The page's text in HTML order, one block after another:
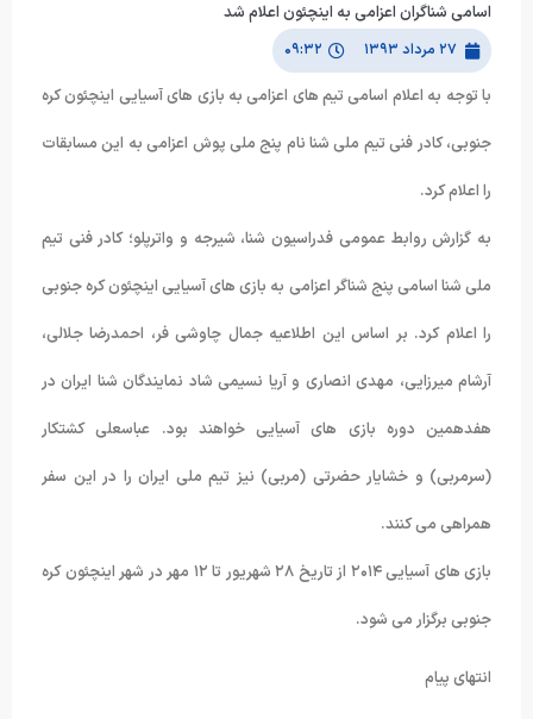
اسامی شناگران اعزامی به اینچئون اعلام شد
۲۷ مرداد ۱۳۹۳ ۰۹:۳۲
با توجه به اعلام اسامی تیم های اعزامی به بازی های آسیایی اینچئون کره
جنوبی، کادر فنی تیم ملی شنا نام پنج ملی پوش اعزامی به این مسابقات
را اعلام کرد.
به گزارش روابط عمومی فدراسیون شنا، شیرجه و واترپلو؛ کادر فنی تیم
ملی شنا اسامی پنج شناگر اعزامی به بازی های آسیایی اینچئون کره جنوبی
را اعلام کرد. بر اساس این اطلاعیه جمال چاوشی فر، احمدرضا جلالی،
آرشام میرزایی، مهدی انصاری و آریا نسیمی شاد نمایندگان شنا ایران در
هفدهمین دوره بازی های آسیایی خواهند بود. عباسعلی کشتکار
(سرمربی) و خشایار حضرتی (مربی) نیز تیم ملی ایران را در این سفر
همراهی می کنند.
بازی های آسیایی ۲۰۱۴ از تاریخ ۲۸ شهریور تا ۱۲ مهر در شهر اینچئون کره
جنوبی برگزار می شود.
انتهای پیام